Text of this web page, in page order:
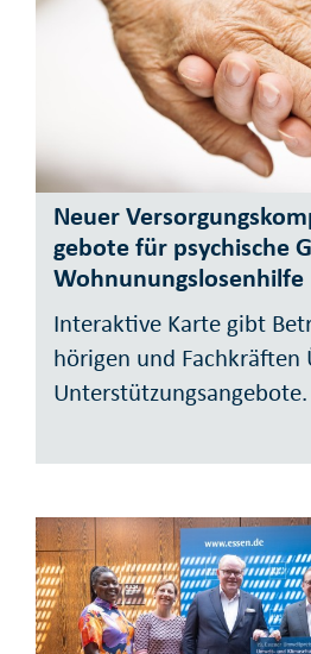
Neuer
gebote für psy­chische
Woh­nunungs­losen­hilfe
Interaktive Karte gibt
hö­rigen und Fach­kräften
Unter­stützungs­ange­bote.